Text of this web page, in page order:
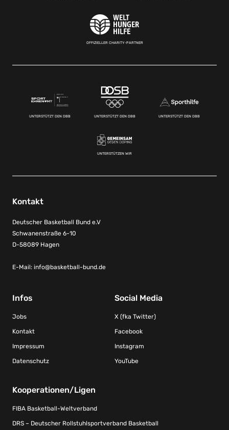
OFFIZIELLER CHARITY-PARTNER
UNTERSTÜTZT DEN DBB UNTERSTÜTZT DEN DBB UNTERSTÜTZT DEN DBB
UNTERSTÜTZEN WIR
Kontakt
Deutscher Basketball Bund e.V
Schwanenstraße 6-10
D-58089 Hagen
E-Mail: info@basketball-bund.de
Infos
Jobs
Kontakt
Impressum
Datenschutz
Social Media
X (fka Twitter)
Facebook
Instagram
YouTube
Kooperationen/Ligen
FIBA Basketball-Weltverband
DRS – Deutscher Rollstuhlsportverband Basketball